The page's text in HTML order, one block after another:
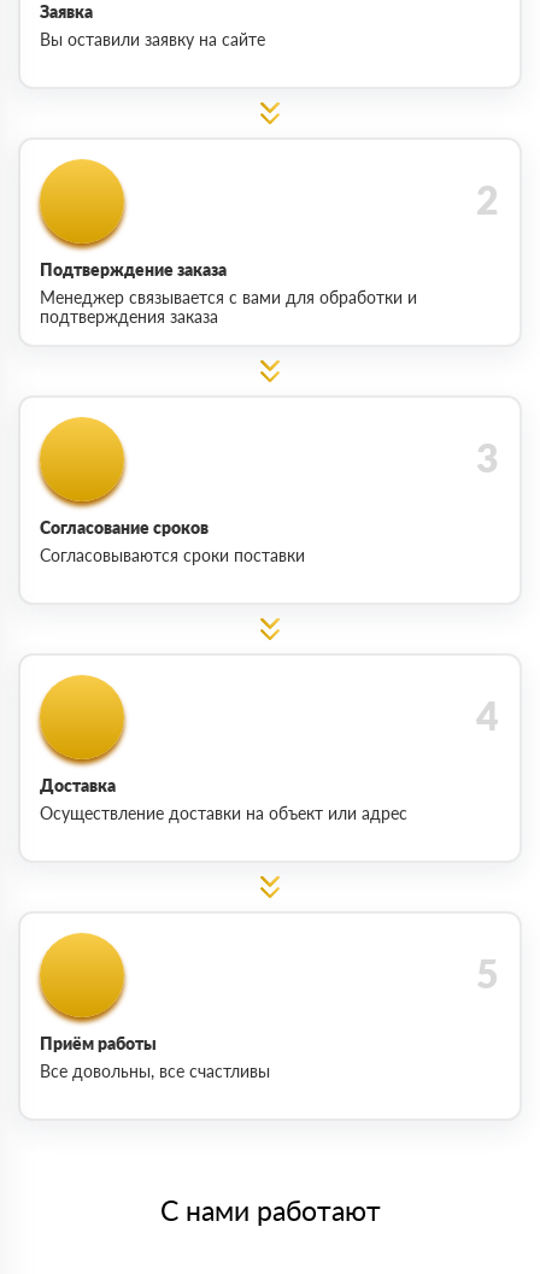
Заявка
Вы оставили заявку на сайте
Подтверждение заказа
Менеджер связывается с вами для обработки и
подтверждения заказа
Согласование сроков
Согласовываются сроки поставки
Доставка
Осуществление доставки на объект или адрес
Приём работы
Все довольны, все счастливы
С нами работают